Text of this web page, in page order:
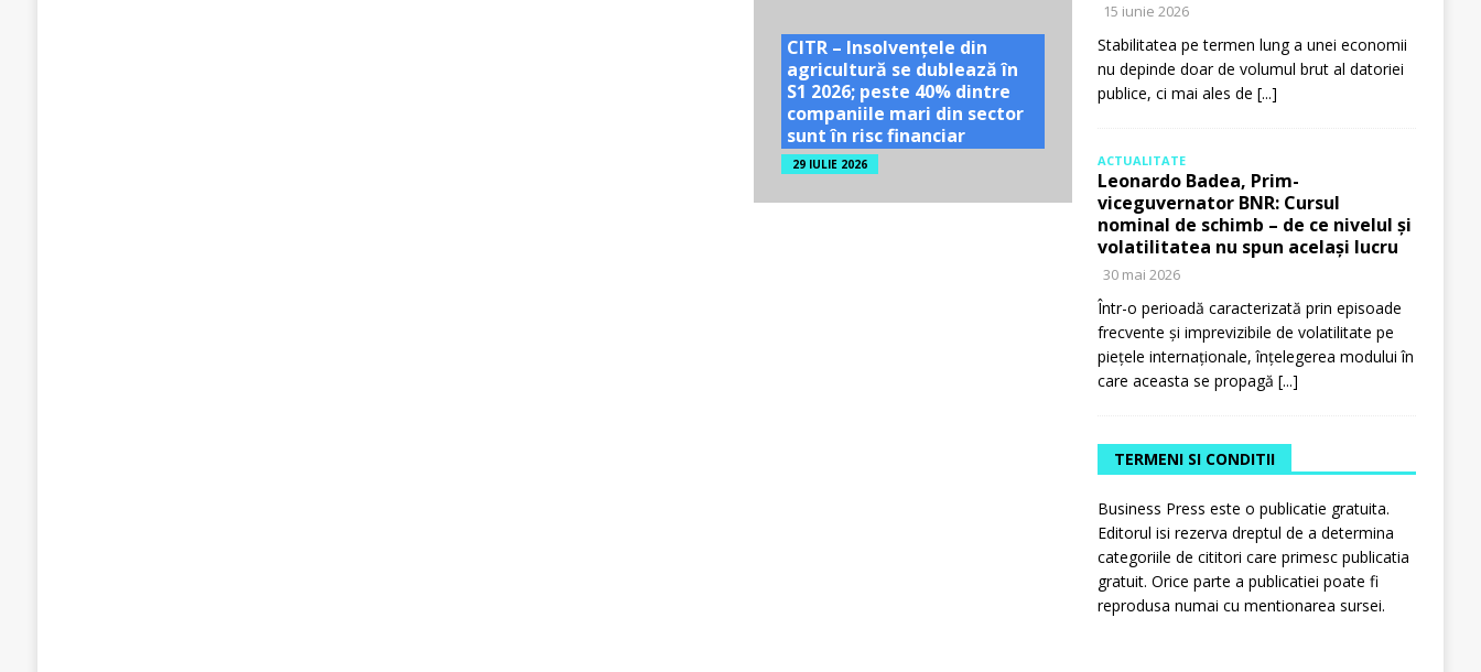
CITR – Insolvențele din
agricultură se dublează în
S1 2026; peste 40% dintre
companiile mari din sector
sunt în risc financiar
29 IULIE 2026
15 iunie 2026
Stabilitatea pe termen lung a unei economii
nu depinde doar de volumul brut al datoriei
publice, ci mai ales de [...]
ACTUALITATE
Leonardo Badea, Prim-
viceguvernator BNR: Cursul
nominal de schimb – de ce nivelul și
volatilitatea nu spun același lucru
30 mai 2026
Într-o perioadă caracterizată prin episoade
frecvente și imprevizibile de volatilitate pe
piețele internaționale, înțelegerea modului în
care aceasta se propagă [...]
TERMENI SI CONDITII
Business Press este o publicatie gratuita.
Editorul isi rezerva dreptul de a determina
categoriile de cititori care primesc publicatia
gratuit. Orice parte a publicatiei poate fi
reprodusa numai cu mentionarea sursei.